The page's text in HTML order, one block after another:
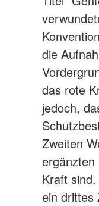
die
das rote
jedoch,
Zweiten
Kraft
ein drittes